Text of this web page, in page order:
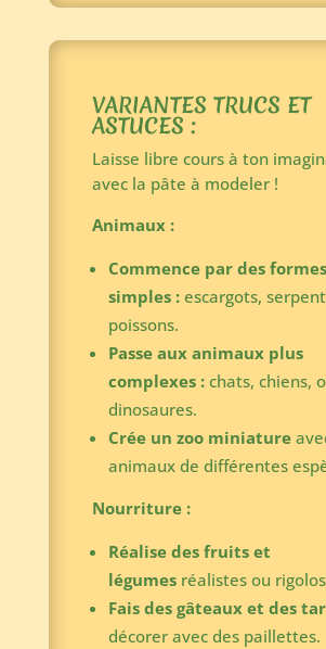
VARIANTES TRUCS ET
ASTUCES :
Laisse libre cours à ton
avec la pâte à modeler !
Animaux :
Commence par des formes
simples : escargots,
poissons.
Passe aux animaux plus
complexes : chats, chiens,
dinosaures.
Crée un zoo miniature
animaux de différentes
Nourriture :
Réalise des fruits et
légumes réalistes ou
Fais des gâteaux et des
décorer avec des paillettes.